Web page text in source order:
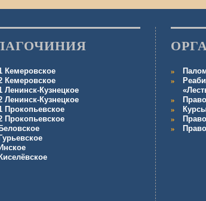
Кемеровское
Кемеровское
Ленинск-Кузнецкое
Ленинск-Кузнецкое
Прокопьевское
Прокопьевское
Беловское
Гурьевское
Инское
Киселёвское